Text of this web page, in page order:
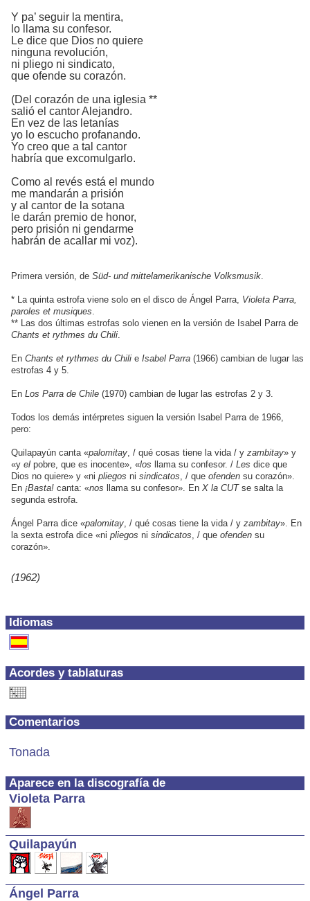
Idiomas
Acordes y tablaturas
Comentarios
Tonada
Aparece en la discografía de
Violeta Parra
Quilapayún
Ángel Parra
Y pa’ seguir la mentira,
lo llama su confesor.
Le dice que Dios no quiere
ninguna revolución,
ni pliego ni sindicato,
que ofende su corazón.
(Del corazón de una iglesia **
salió el cantor Alejandro.
En vez de las letanías
yo lo escucho profanando.
Yo creo que a tal cantor
habría que excomulgarlo.
Como al revés está el mundo
me mandarán a prisión
y al cantor de la sotana
le darán premio de honor,
pero prisión ni gendarme
habrán de acallar mi voz).
Primera versión, de Süd- und mittelamerikanische Volksmusik.
* La quinta estrofa viene solo en el disco de Ángel Parra, Violeta Parra,
paroles et musiques.
** Las dos últimas estrofas solo vienen en la versión de Isabel Parra de
Chants et rythmes du Chili.
En Chants et rythmes du Chili e Isabel Parra (1966) cambian de lugar las
estrofas 4 y 5.
En Los Parra de Chile (1970) cambian de lugar las estrofas 2 y 3.
Todos los demás intérpretes siguen la versión Isabel Parra de 1966,
pero:
Quilapayún canta «palomitay, / qué cosas tiene la vida / y zambitay» y
«y el pobre, que es inocente», «los llama su confesor. / Les dice que
Dios no quiere» y «ni pliegos ni sindicatos, / que ofenden su corazón».
En ¡Basta! canta: «nos llama su confesor». En X la CUTse salta la
segunda estrofa.
Ángel Parra dice «palomitay, / qué cosas tiene la vida / y zambitay». En
la sexta estrofa dice «ni pliegos ni sindicatos, / que ofenden su
corazón».
(1962)